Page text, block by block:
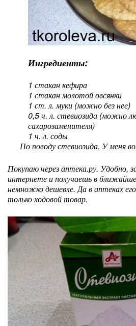
Ингредиенты:
1 стакан кефира
1 стакан молотой овсянки
1 ст. л. муки (можно без нее)
0,5 ч. л. стевиозида (можно
сахарозаменителя)
1 ч. л. соды
По поводу стевиозида. У меня
Покупаю через аптека.ру. Удобно,
интернете и получаешь в
немножко дешевле. Да в аптеках
только ходовой товар.